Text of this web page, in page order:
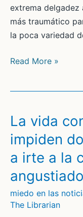
(también)
filosófica?
extrema delgadez
más traumático
la poca variedad
La
cuando
vamos
de
compras:
quién
hacen
las
Read More »
La vida
impiden
a irte a la
miedo en las
The Librarian